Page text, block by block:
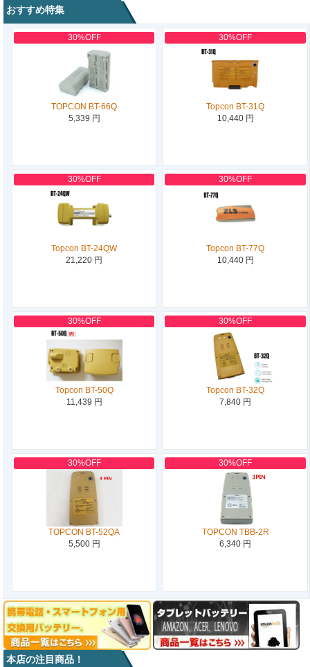
おすすめ特集
30%OFF
TOPCON BT-66Q
5,339 円
30%OFF
Topcon BT-31Q
10,440 円
30%OFF
Topcon BT-24QW
21,220 円
30%OFF
Topcon BT-77Q
10,440 円
30%OFF
Topcon BT-50Q
11,439 円
30%OFF
Topcon BT-32Q
7,840 円
30%OFF
TOPCON BT-52QA
5,500 円
30%OFF
TOPCON TBB-2R
6,340 円
本店の注目商品！